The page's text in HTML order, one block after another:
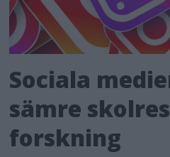
Sociala
sämre
forskning